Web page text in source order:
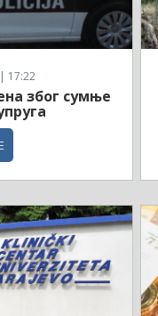
17:22
због сумње